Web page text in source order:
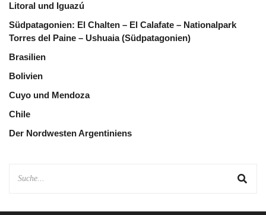
Litoral und Iguazú
Südpatagonien: El Chalten – El Calafate – Nationalpark
Torres del Paine – Ushuaia (Südpatagonien)
Brasilien
Bolivien
Cuyo und Mendoza
Chile
Der Nordwesten Argentiniens